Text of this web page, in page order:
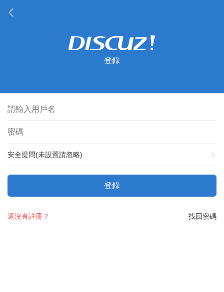
登錄
安全提問(未設置請忽略)
登錄
找回密碼
還沒有註冊？